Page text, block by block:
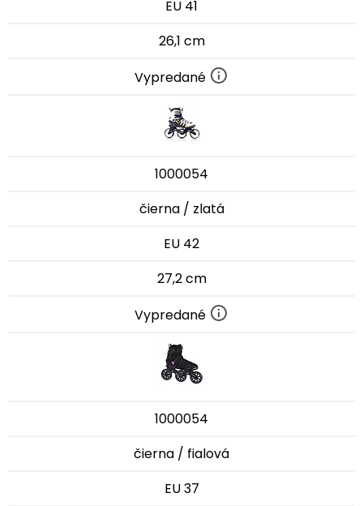
EU 41
26,1 cm
Vypredané
1000054
čierna / zlatá
EU 42
27,2 cm
Vypredané
1000054
čierna / fialová
EU 37